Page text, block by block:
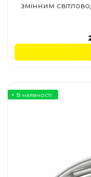
змінним
В наявності